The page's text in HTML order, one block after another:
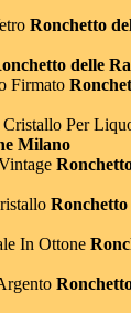
Ronchetto
delle
Firmato
Per
Milano
Ronchetto
In Ottone